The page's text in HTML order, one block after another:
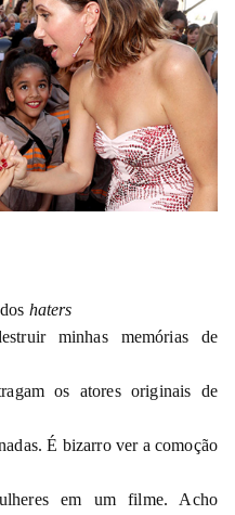
haters
minhas memórias de
os atores originais de
É bizarro ver a comoção
em um filme. Acho